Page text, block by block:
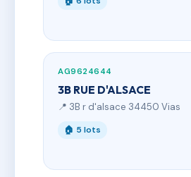
AG9624644
3B RUE D'ALSACE
📍 3B r d'alsace 34450 Vias
🏠 5 lots